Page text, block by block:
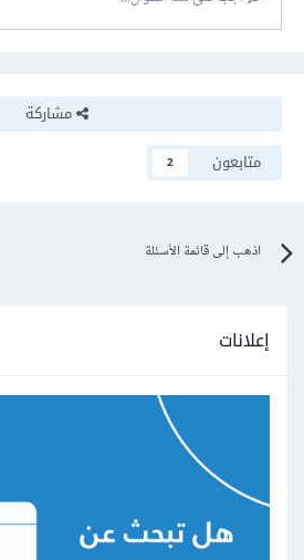
مشاركة
متابعون
2
اذهب إلى قائمة الأسئلة
إعلانات